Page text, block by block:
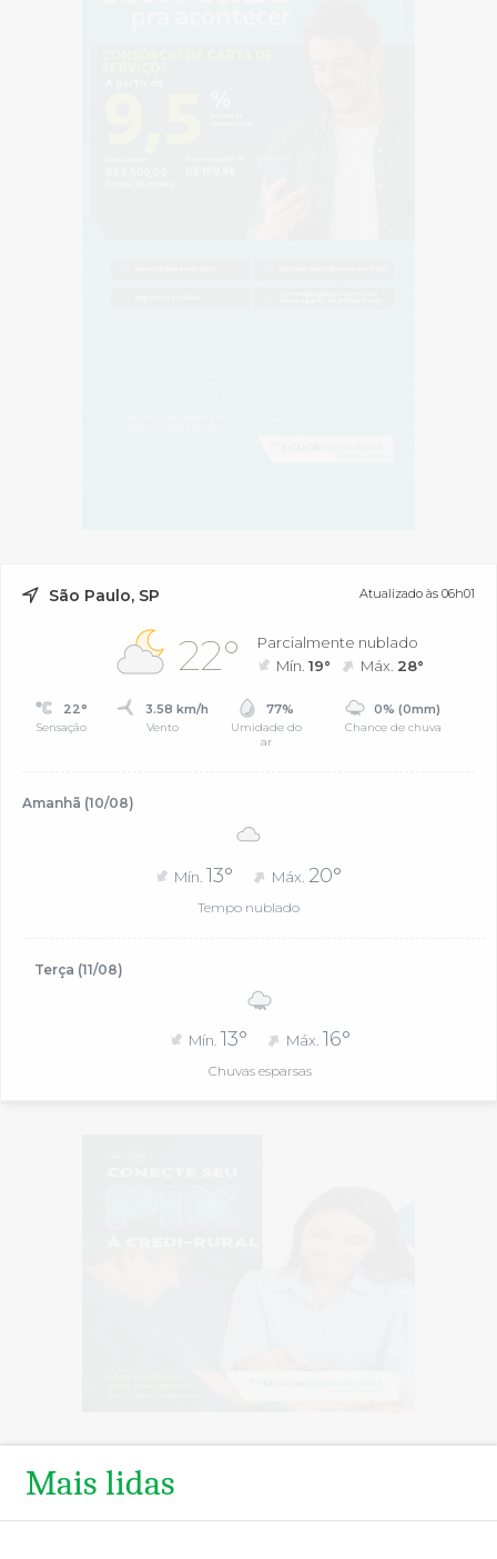
São Paulo, SP Atualizado às 06h01
22°
Parcialmente nublado
Mín.19° Máx. 28°
22°
Sensação
3.58 km/h
Vento
77%
Umidade do
ar
0% (0mm)
Chance de chuva
Amanhã (10/08)
Mín. 13° Máx. 20°
Tempo nublado
Terça (11/08)
Mín. 13° Máx. 16°
Chuvas esparsas
Mais lidas